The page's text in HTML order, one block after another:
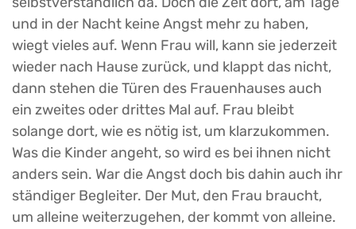
und in der Nacht keine Angst mehr zu haben,
wiegt vieles auf. Wenn Frau will, kann sie jederzeit
wieder nach Hause zurück, und klappt das nicht,
dann stehen die Türen des Frauenhauses auch
ein zweites oder drittes Mal auf. Frau bleibt
solange dort, wie es nötig ist, um klarzukommen.
Was die Kinder angeht, so wird es bei ihnen nicht
anders sein. War die Angst doch bis dahin auch ihr
ständiger Begleiter. Der Mut, den Frau braucht,
um alleine weiterzugehen, der kommt von alleine.